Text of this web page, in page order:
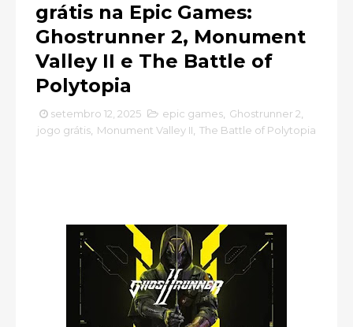
grátis na Epic Games:
Ghostrunner 2, Monument
Valley II e The Battle of
Polytopia
setembro 12, 2025 epic games Ghostrunner 2
jogo grátis Monument Valley II The Battle of Polytopia